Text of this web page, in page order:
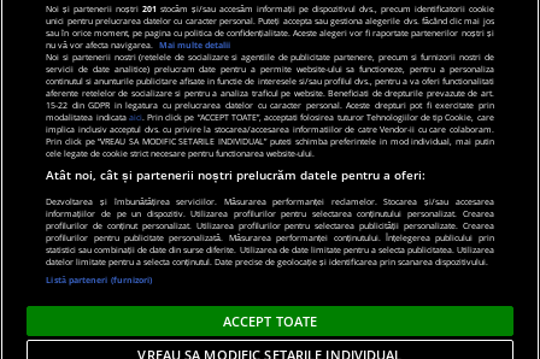
© 2019 PRO TV S.R.L |Politica de Cookie|Politica
de confidentialitate
Noi și partenerii noștri201 stocăm și/sau accesăm informații pe dispozitivul dvs., precum identificatorii cookie
unici pentru prelucrarea datelor cu caracter personal. Puteți accepta sau gestiona alegerile dvs. făcând clic mai jos
sau în orice moment, pe pagina cu politica de confidențialitate. Aceste alegeri vor fi raportate partenerilor noștri și
nu vă vor afecta navigarea.
Mai multe detalii
Noi si partenerii nostri (retelele de socializare si agentiile de publicitate partenere, precum si furnizorii nostri de
servicii de date analitice) prelucram date pentru a permite website-ului sa functioneze, pentru a personaliza
continutul si anunturile publicitare afisate in functie de interesele si/sau profilul dvs., pentru a va oferi functionalitati
aferente retelelor de socializare si pentru a analiza traficul pe website. Beneficiati de drepturile prevazute de art.
15-22 din GDPR in legatura cu prelucrarea datelor cu caracter personal. Aceste drepturi pot fi exercitate prin
modalitatea indicata aici. Prin click pe “ACCEPT TOATE”, acceptati folosirea tuturor Tehnologiilor de tip Cookie, care
implica inclusiv acceptul dvs. cu privire la stocarea/accesarea informatiilor de catre Vendor-ii cu care colaboram.
Prin click pe “VREAU SA MODIFIC SETARILE INDIVIDUAL” puteti schimba preferintele in mod individual, mai putin
cele legate de cookie strict necesare pentru functionarea website-ului.
Atât noi, cât și partenerii noștri prelucrăm datele pentru a oferi:
Dezvoltarea și îmbunătățirea serviciilor. Măsurarea performanței reclamelor. Stocarea și/sau accesarea
informațiilor de pe un dispozitiv. Utilizarea profilurilor pentru selectarea conținutului personalizat. Crearea
profilurilor de conținut personalizat. Utilizarea profilurilor pentru selectarea publicității personalizate. Crearea
profilurilor pentru publicitate personalizată. Măsurarea performanței conținutului. Înțelegerea publicului prin
statistici sau combinații de date din surse diferite. Utilizarea de date limitate pentru a selecta publicitatea. Utilizarea
datelor limitate pentru a selecta conținutul. Date precise de geolocație și identificarea prin scanarea dispozitivului.
Listă parteneri (furnizori)
ACCEPT TOATE
VREAU SA MODIFIC SETARILE INDIVIDUAL